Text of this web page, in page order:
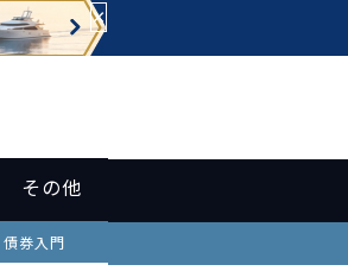
×
その他
債券入門